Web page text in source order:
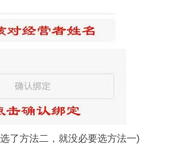
了方法二，就没必要选方法一)